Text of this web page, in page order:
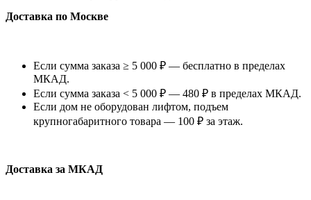
Доставка по Москве
Если сумма заказа ≥ 5 000 ₽ — бесплатно в пределах
МКАД.
Если сумма заказа < 5 000 ₽ — 480 ₽ в пределах МКАД.
Если дом не оборудован лифтом, подъем
крупногабаритного товара — 100 ₽ за этаж.
Доставка за МКАД